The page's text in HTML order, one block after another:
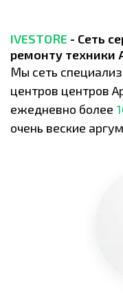
IVESTORE - Сеть
ремонту техники
Мы сеть
центров центров
ежедневно более
очень веские